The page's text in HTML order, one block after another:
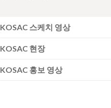
KOSAC 스케치 영상
KOSAC 현장
KOSAC 홍보 영상